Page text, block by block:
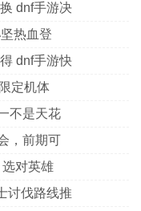
dnf手游决
热血登
dnf手游快
定机体
不是天花
，前期可
对英雄
讨伐路线推